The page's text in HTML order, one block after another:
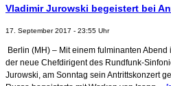
Vladimir Jurowski begeistert bei
17. September 2017 - 23:55 Uhr
Berlin (MH) – Mit einem fulminanten
der neue Chefdirigent des Rundfunk-
Jurowski, am Sonntag sein Antrittskonzert